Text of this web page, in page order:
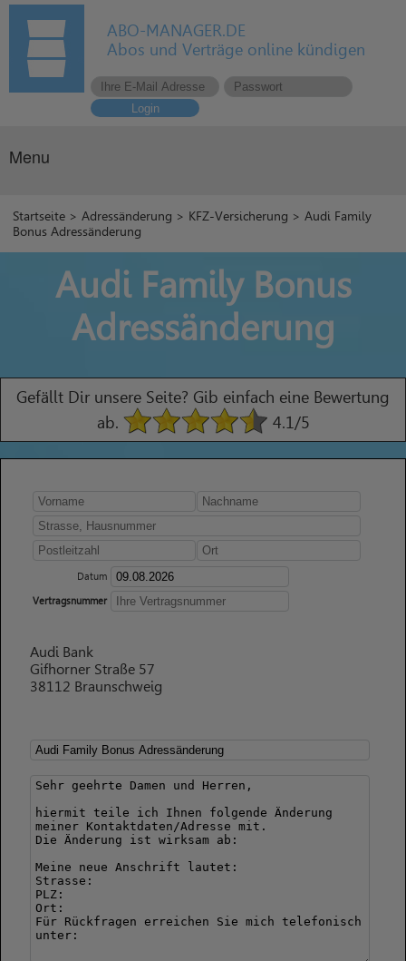
ABO-MANAGER.DE
Abos und Verträge online kündigen
Login
Menu
Startseite >Adressänderung > KFZ-Versicherung > Audi Family
Bonus Adressänderung
Audi Family Bonus
Adressänderung
Gefällt Dir unsere Seite? Gib einfach eine Bewertung
ab.
4.1 /5
Datum
Vertragsnummer
Audi Bank
Gifhorner Straße 57
38112 Braunschweig